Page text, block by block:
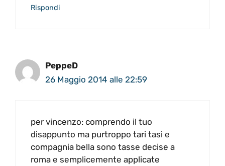
Rispondi
PeppeD
26 Maggio 2014 alle 22:59
per vincenzo: comprendo il tuo
disappunto ma purtroppo tari tasi e
compagnia bella sono tasse decise a
roma e semplicemente applicate